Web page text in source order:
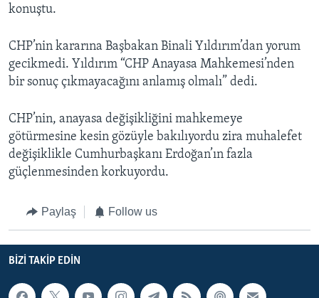
konuştu.
CHP’nin kararına Başbakan Binali Yıldırım’dan yorum
gecikmedi. Yıldırım “CHP Anayasa Mahkemesi’nden
bir sonuç çıkmayacağını anlamış olmalı” dedi.
CHP’nin, anayasa değişikliğini mahkemeye
götürmesine kesin gözüyle bakılıyordu zira muhalefet
değişiklikle Cumhurbaşkanı Erdoğan’ın fazla
güçlenmesinden korkuyordu.
Paylaş Follow us
BIZI TAKIP EDIN